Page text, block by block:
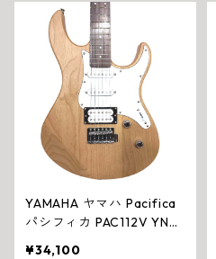
YAMAHA ヤマハ Pacifica
パシフィカ PAC112V YNS
¥34,100